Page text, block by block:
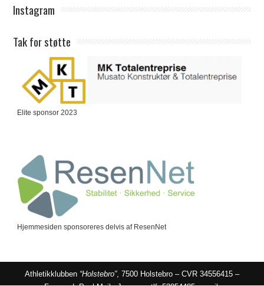
Instagram
Tak for støtte
Elite sponsor 2023
Hjemmesiden sponsoreres delvis af ResenNet
Athletikklubben “Holstebro”, 7500 Holstebro – CVR 34556415 –